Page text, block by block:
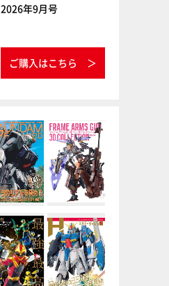
2026年9月号
ご購入はこちら